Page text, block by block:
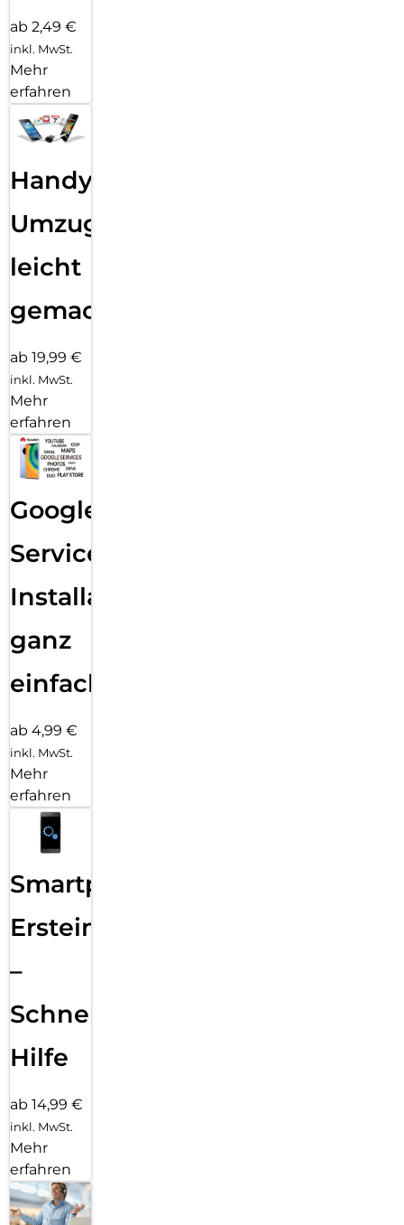
ab 2,49 €
inkl. MwSt.
Mehr
erfahren
Handy
Umzug
leicht
gemacht!
ab 19,99 €
inkl. MwSt.
Mehr
erfahren
Google
Services
Installation
ganz
einfach
ab 4,99 €
inkl. MwSt.
Mehr
erfahren
Smartphone
Ersteinrichtung
–
Schnelle
Hilfe
ab 14,99 €
inkl. MwSt.
Mehr
erfahren